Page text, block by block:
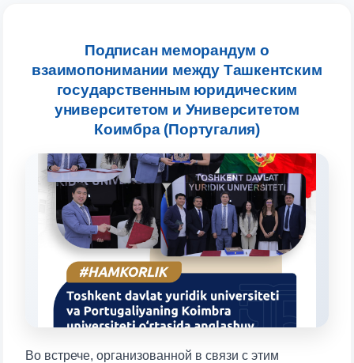
Подписан меморандум о
взаимопонимании между Ташкентским
государственным юридическим
университетом и Университетом
Коимбра (Португалия)
Во встрече, организованной в связи с этим
Оставляйте здесь свои обращения по
вопросам приёма.
Выберите тему — затем появятся
1. Документы (бакалавр) (5) 2. Документы (магистр) (4)
3. Собеседование (бакалавр) (8)
4. Собеседование (магистр) (5)
6. Онлайн-заявки (15) 7. Колл-центр (4)
8. Квота (бакалавриат) (1)
✉️ Написать администратору